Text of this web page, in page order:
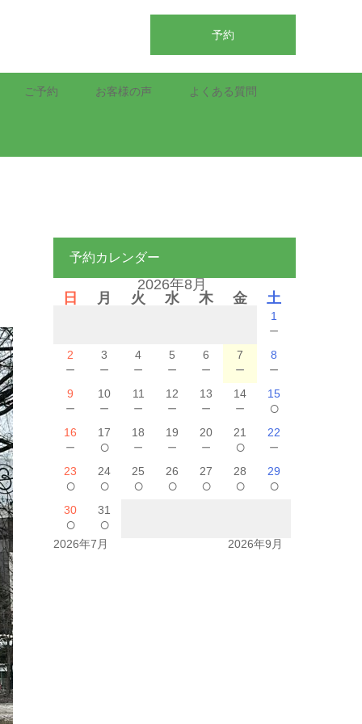
予約
ご予約 お客様の声 よくある質問
予約カレンダー
2026年8月
日
月 火 水 木 金 土
1
－
2
－
3
－
4
－
5
－
6
－
7
－
8
－
9
－
10
－
11
－
12
－
13
－
14
－
15
○
16
－
17
○
18
－
19
－
20
－
21
○
22
－
23
○
24
○
25
○
26
○
27
○
28
○
29
○
30
○
31
○
2026年7月 2026年9月